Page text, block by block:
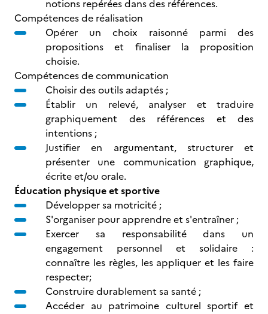
notions repérées dans des références.
Compétences de réalisation
Opérer un choix raisonné parmi des
propositions et finaliser la proposition
choisie.
Compétences de communication
Choisir des outils adaptés ;
Établir un relevé, analyser et traduire
graphiquement des références et des
intentions ;
Justifier en argumentant, structurer et
présenter une communication graphique,
écrite et/ou orale.
Éducation physique et sportive
Développer sa motricité ;
S'organiser pour apprendre et s'entraîner ;
Exercer sa responsabilité dans un
engagement personnel et solidaire :
connaître les règles, les appliquer et les faire
respecter;
Construire durablement sa santé ;
Accéder au patrimoine culturel sportif et